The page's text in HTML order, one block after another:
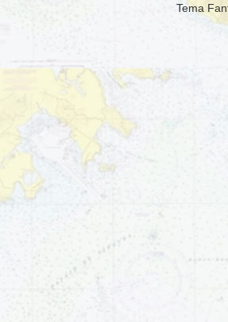
Tema